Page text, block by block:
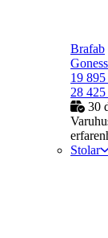
Brafab
19 895
28 425
30
Stolar